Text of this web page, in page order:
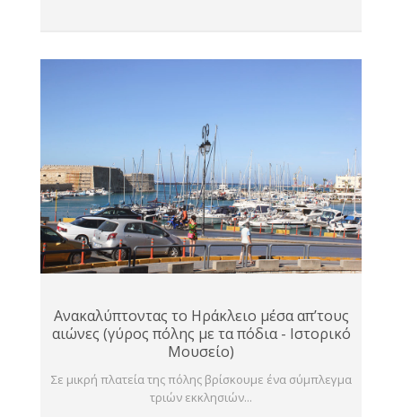
Ανακαλύπτοντας το Ηράκλειο μέσα απ’τους
αιώνες (γύρος πόλης με τα πόδια - Ιστορικό
Μουσείο)
Σε μικρή πλατεία της πόλης βρίσκουμε ένα σύμπλεγμα
τριών εκκλησιών...